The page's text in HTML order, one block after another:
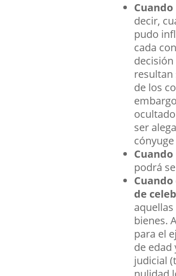
decir,
pudo
cada
resultan
de los
ser
podrá
de
bienes.
para el
de
judicial